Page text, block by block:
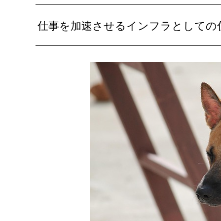
仕事を加速させるインフラとしての